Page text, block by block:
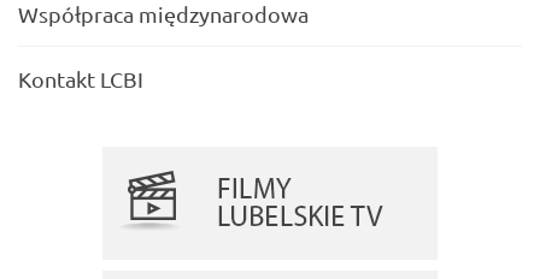
Współpraca międzynarodowa
Kontakt LCBI